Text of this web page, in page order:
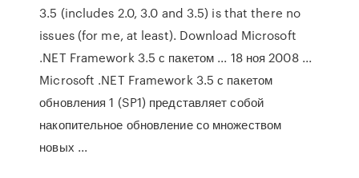
3.5 (includes 2.0, 3.0 and 3.5) is that there no
issues (for me, at least). Download Microsoft
.NET Framework 3.5 с пакетом ... 18 ноя 2008 ...
Microsoft .NET Framework 3.5 с пакетом
обновления 1 (SP1) представляет собой
накопительное обновление со множеством
новых ...